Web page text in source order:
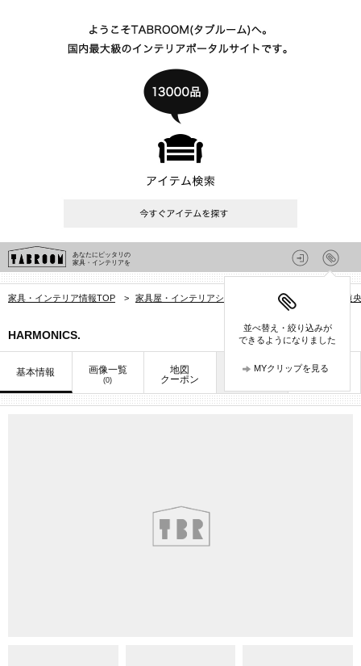
あなたにピッタリの
家具・インテリアを
並べ替え・絞り込みが
できるようになりました
MYクリップを見る
家具・インテリア情報TOP > 家具屋・インテリアショップを探す > 道
HARMONICS.
基本情報 画像一覧
(0)
地図
クーポン
お知らせ 口コミ